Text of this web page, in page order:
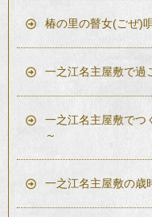
椿の里の瞽女(ごぜ)
一之江名主屋敷で過
一之江名主屋敷でつ
～
一之江名主屋敷の歳